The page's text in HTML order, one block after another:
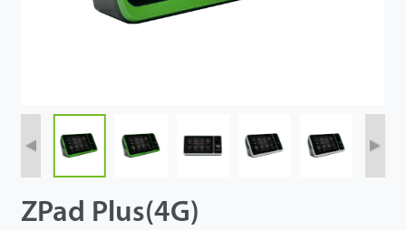
ZPad Plus(4G)